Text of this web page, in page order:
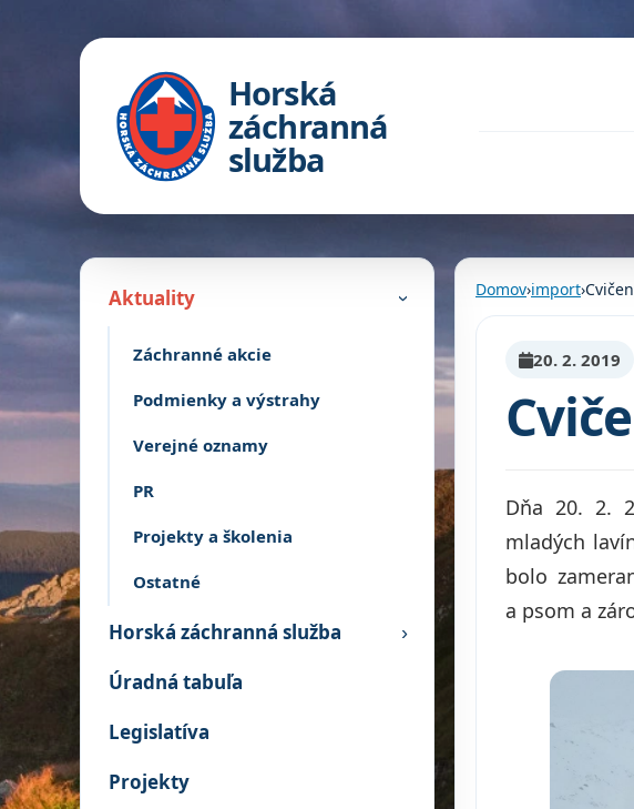
Horská
záchranná
služba
Aktuality ›
Záchranné akcie
Podmienky a výstrahy
Verejné oznamy
PR
Projekty a školenia
Ostatné
Horská záchranná služba ›
Úradná tabuľa
Legislatíva
Projekty
Domov›import›
20. 2. 2019
Dňa 20. 2.
mladých
bolo
a psom a